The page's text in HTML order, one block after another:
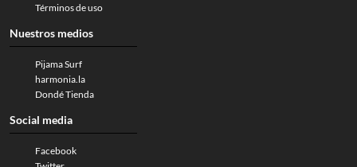
Términos de uso
Nuestros medios
Pijama Surf
harmonia.la
Dondé Tienda
Social media
Facebook